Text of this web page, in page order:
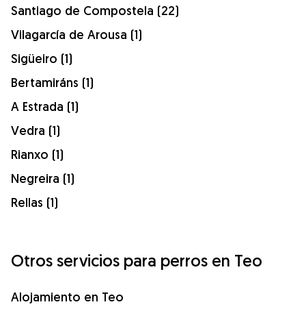
Santiago de Compostela (22)
Vilagarcía de Arousa (1)
Sigüeiro (1)
Bertamiráns (1)
A Estrada (1)
Vedra (1)
Rianxo (1)
Negreira (1)
Rellas (1)
Otros servicios para perros en Teo
Alojamiento en Teo